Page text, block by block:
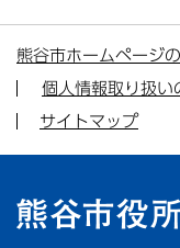
熊谷市ホームページ
個人情報取り扱い
サイトマップ